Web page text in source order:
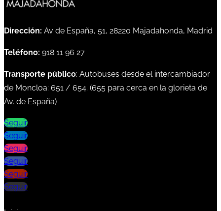
Dirección: Av de España, 51, 28220 Majadahonda, Madrid
Teléfono: 918 11 96 27
Transporte público: Autobuses desde el intercambiador
de Moncloa: 651 / 654. (655 para cerca en la glorieta de
Av. de España)
Seguir
Seguir
Seguir
Seguir
Seguir
Seguir